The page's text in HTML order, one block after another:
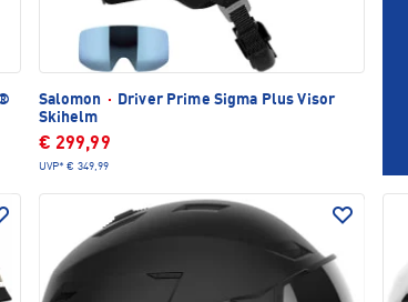
Salomon ·
Driver Prime Sigma Plus Visor
Skihelm
€ 299,99
UVP* € 349,99